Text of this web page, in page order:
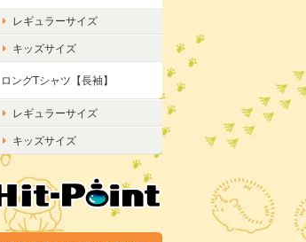
レギュラーサイズ
キッズサイズ
ロングTシャツ【長袖】
レギュラーサイズ
キッズサイズ